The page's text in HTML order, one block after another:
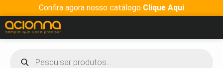
Confira agora nosso catálogo Clique Aqui